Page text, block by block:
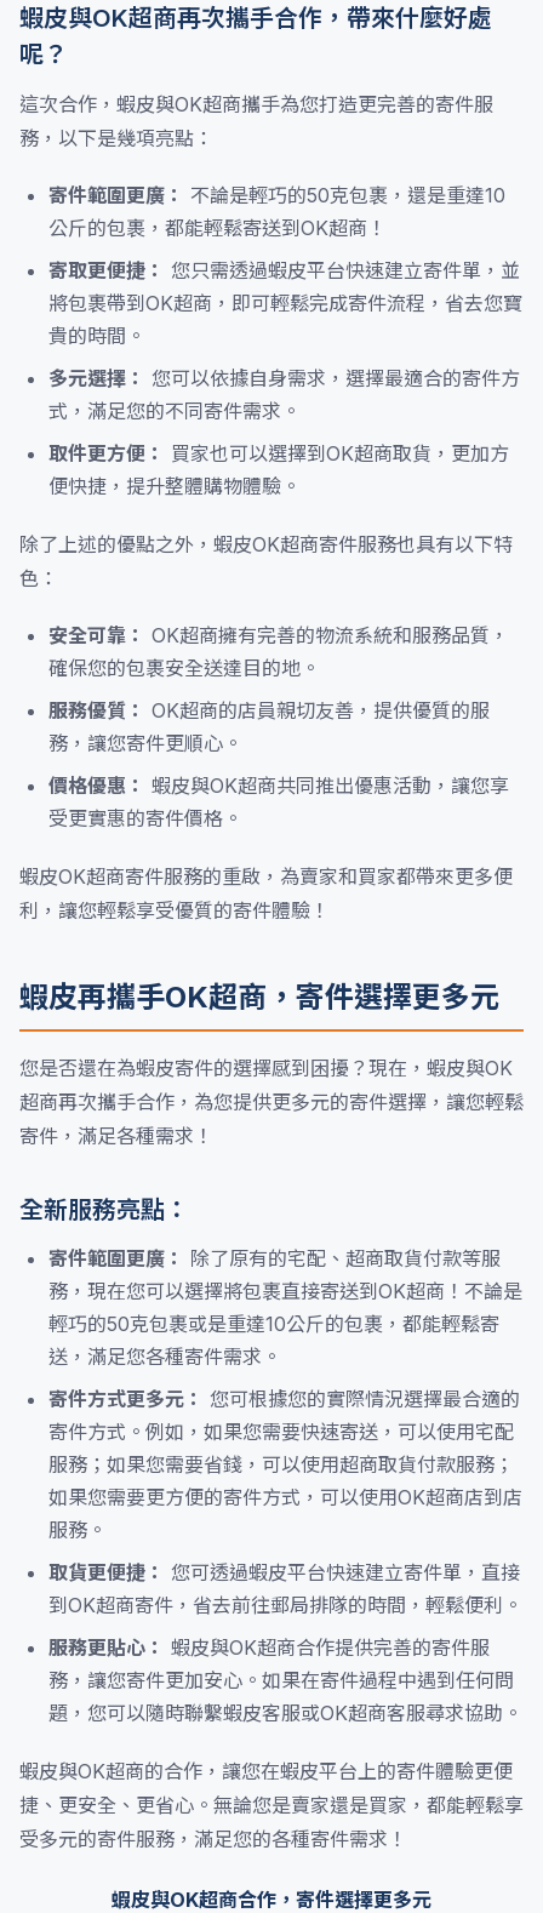
蝦皮與OK超商再次攜手合作，帶來什麼好處
呢？
這次合作，蝦皮與OK超商攜手為您打造更完善的寄件服
務，以下是幾項亮點：
寄件範圍更廣：
不論是輕巧的50克包裹，還是重達10
公斤的包裹，都能輕鬆寄送到OK超商！
寄取更便捷： 您只需透過蝦皮平台快速建立寄件單，並
將包裹帶到OK超商，即可輕鬆完成寄件流程，省去您寶
貴的時間。
多元選擇： 您可以依據自身需求，選擇最適合的寄件方
式，滿足您的不同寄件需求。
取件更方便：
買家也可以選擇到OK超商取貨，更加方
便快捷，提升整體購物體驗。
除了上述的優點之外，蝦皮OK超商寄件服務也具有以下特
色：
安全可靠： OK超商擁有完善的物流系統和服務品質，
確保您的包裹安全送達目的地。
服務優質： OK超商的店員親切友善，提供優質的服
務，讓您寄件更順心。
價格優惠： 蝦皮與OK超商共同推出優惠活動，讓您享
受更實惠的寄件價格。
蝦皮OK超商寄件服務的重啟，為賣家和買家都帶來更多便
利，讓您輕鬆享受優質的寄件體驗！
蝦皮再攜手OK超商，寄件選擇更多元
您是否還在為蝦皮寄件的選擇感到困擾？現在，蝦皮與OK
超商再次攜手合作，為您提供更多元的寄件選擇，讓您輕鬆
寄件，滿足各種需求！
全新服務亮點：
寄件範圍更廣：
除了原有的宅配、超商取貨付款等服
務，現在您可以選擇將包裹直接寄送到OK超商！不論是
輕巧的50克包裹或是重達10公斤的包裹，都能輕鬆寄
送，滿足您各種寄件需求。
寄件方式更多元： 您可根據您的實際情況選擇最合適的
寄件方式。例如，如果您需要快速寄送，可以使用宅配
服務；如果您需要省錢，可以使用超商取貨付款服務；
如果您需要更方便的寄件方式，可以使用OK超商店到店
服務。
取貨更便捷： 您可透過蝦皮平台快速建立寄件單，直接
到OK超商寄件，省去前往郵局排隊的時間，輕鬆便利。
服務更貼心： 蝦皮與OK超商合作提供完善的寄件服
務，讓您寄件更加安心。如果在寄件過程中遇到任何問
題，您可以隨時聯繫蝦皮客服或OK超商客服尋求協助。
蝦皮與OK超商的合作，讓您在蝦皮平台上的寄件體驗更便
捷、更安全、更省心。無論您是賣家還是買家，都能輕鬆享
受多元的寄件服務，滿足您的各種寄件需求！
蝦皮與OK超商合作，寄件選擇更多元